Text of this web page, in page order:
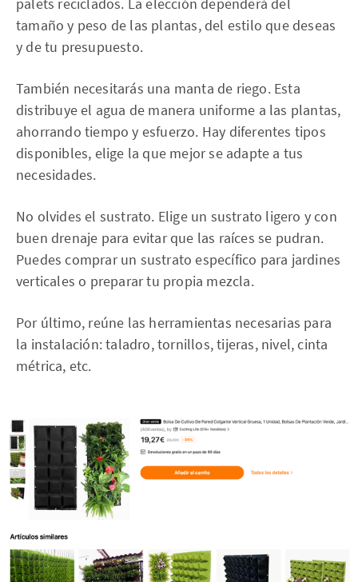
tamaño y peso de las plantas, del estilo que deseas
y de tu presupuesto.
También necesitarás una manta de riego. Esta
distribuye el agua de manera uniforme a las plantas,
ahorrando tiempo y esfuerzo. Hay diferentes tipos
disponibles, elige la que mejor se adapte a tus
necesidades.
No olvides el sustrato. Elige un sustrato ligero y con
buen drenaje para evitar que las raíces se pudran.
Puedes comprar un sustrato específico para jardines
verticales o preparar tu propia mezcla.
Por último, reúne las herramientas necesarias para
la instalación: taladro, tornillos, tijeras, nivel, cinta
métrica, etc.